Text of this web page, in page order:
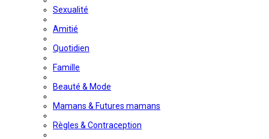
Sexualité
Amitié
Quotidien
Famille
Beauté & Mode
Mamans & Futures mamans
Règles & Contraception